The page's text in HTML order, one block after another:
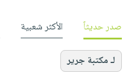
صدر حديثاً الأكثر شعبية
لـ مكتبة جرير